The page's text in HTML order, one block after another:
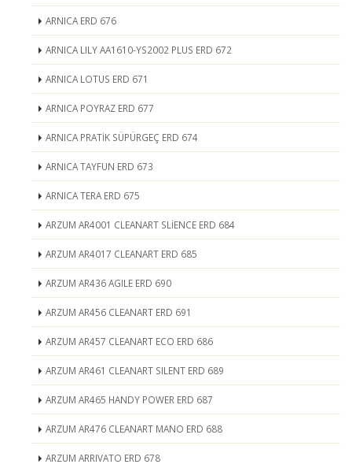
ARNICA ERD 676
ARNICA LILY AA1610-YS2002 PLUS ERD 672
ARNICA LOTUS ERD 671
ARNICA POYRAZ ERD 677
ARNICA PRATİK SÜPÜRGEÇ ERD 674
ARNICA TAYFUN ERD 673
ARNICA TERA ERD 675
ARZUM AR4001 CLEANART SLİENCE ERD 684
ARZUM AR4017 CLEANART ERD 685
ARZUM AR436 AGILE ERD 690
ARZUM AR456 CLEANART ERD 691
ARZUM AR457 CLEANART ECO ERD 686
ARZUM AR461 CLEANART SILENT ERD 689
ARZUM AR465 HANDY POWER ERD 687
ARZUM AR476 CLEANART MANO ERD 688
ARZUM ARRIVATO ERD 678